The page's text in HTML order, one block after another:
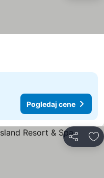
Pogledaj cene
Deli